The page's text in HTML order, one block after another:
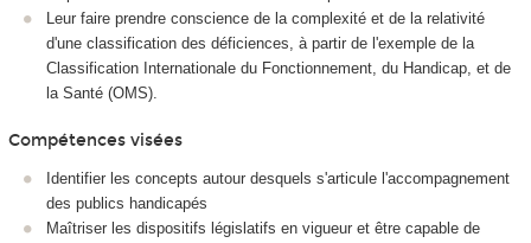
Leur faire prendre conscience de la complexité et de la relativité
d'une classification des déficiences, à partir de l'exemple de la
Classification Internationale du Fonctionnement, du Handicap, et de
la Santé (OMS).
Compétences visées
Identifier les concepts autour desquels s'articule l'accompagnement
des publics handicapés
Maîtriser les dispositifs législatifs en vigueur et être capable de